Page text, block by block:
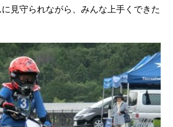
見守られながら、みんな上手くできた